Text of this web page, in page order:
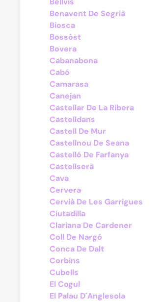
Benavent De Segrià
Biosca
Bossòst
Bovera
Cabanabona
Cabó
Camarasa
Canejan
Castellar De La Ribera
Castelldans
Castell De Mur
Castellnou De Seana
Castelló De Farfanya
Castellserà
Cava
Cervera
Cervià De Les Garrigues
Ciutadilla
Clariana De Cardener
Coll De Nargó
Conca De Dalt
Corbins
Cubells
El Cogul
El Palau D´Anglesola